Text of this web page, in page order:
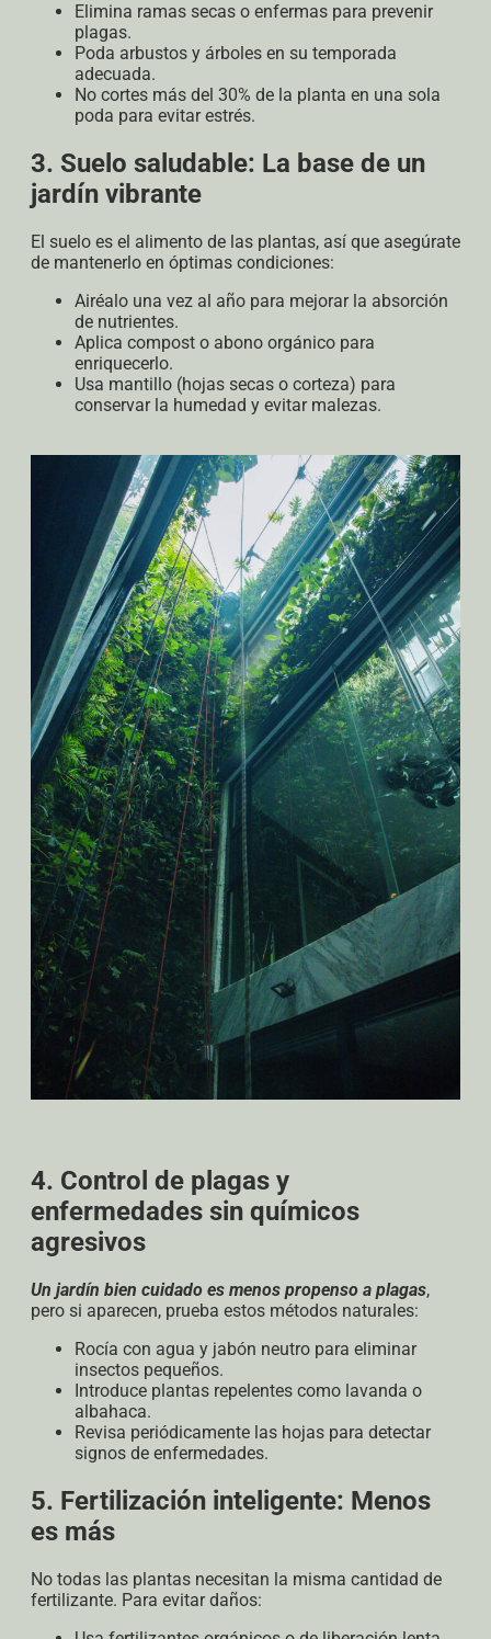
Elimina ramas secas o enfermas para prevenir
plagas.
Poda arbustos y árboles en su temporada
adecuada.
No cortes más del 30% de la planta en una sola
poda para evitar estrés.
3. Suelo saludable: La base de un
jardín vibrante
El suelo es el alimento de las plantas, así que asegúrate
de mantenerlo en óptimas condiciones:
Airéalo una vez al año para mejorar la absorción
de nutrientes.
Aplica compost o abono orgánico para
enriquecerlo.
Usa mantillo (hojas secas o corteza) para
conservar la humedad y evitar malezas.
4. Control de plagas y
enfermedades sin químicos
agresivos
Un jardín bien cuidado es menos propenso a plagas,
pero si aparecen, prueba estos métodos naturales:
Rocía con agua y jabón neutro para eliminar
insectos pequeños.
Introduce plantas repelentes como lavanda o
albahaca.
Revisa periódicamente las hojas para detectar
signos de enfermedades.
5. Fertilización inteligente: Menos
es más
No todas las plantas necesitan la misma cantidad de
fertilizante. Para evitar daños: